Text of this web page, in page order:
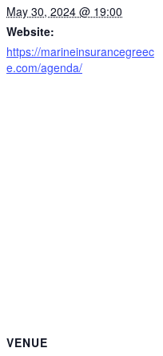
May 30, 2024 @ 19:00
Website:
https://marineinsurancegreec
e.com/agenda/
VENUE